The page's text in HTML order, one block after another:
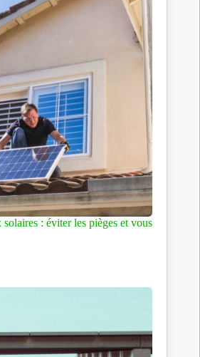
: éviter les pièges et vous